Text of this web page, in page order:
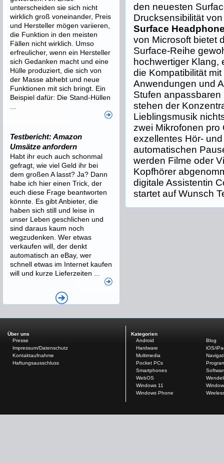
den neuesten
Drucksensibilität
Surface
von Microsoft bietet
Surface-Reihe
hochwertiger Klang,
die Kompatibilität
Anwendungen und
Stufen
stehen der
Lieblingsmusik
zwei Mikrofonen pro
exzellentes Hör-
automatischen
werden Filme oder
Kopfhörer
digitale Assistentin
startet auf Wunsch
unterscheiden sie sich nicht
wirklich groß voneinander, Preis
und Hersteller mögen variieren,
die Funktion in den meisten
Fällen nicht wirklich. Umso
erfreulicher, wenn ein Hersteller
sich Gedanken macht und eine
Hülle produziert, die sich von
der Masse abhebt und neue
Funktionen mit sich bringt. Ein
Beispiel dafür: Die Stand-Hüllen
Testbericht: Amazon
Umsätze anfordern
Habt ihr euch auch schonmal
gefragt, wie viel Geld ihr bei
dem großen A lasst? Ja? Dann
habe ich hier einen Trick, der
euch diese Frage beantworten
könnte. Es gibt Anbieter, die
haben sich still und leise in
unser Leben geschlichen und
sind daraus kaum noch
wegzudenken. Wer etwas
verkaufen will, der denkt
automatisch an eBay, wer
schnell etwas im Internet kaufen
will und kurze Lieferzeiten ...
Über uns
Presse
Impressum/Datenschutz
Kontaktaufnahme
Haftungsausschluss
Kategorien
Android
Blog
Hardware
iOS/
Multimedia
Pocket PCs
Smartphones
WebOS
Windows 11
Windows Phone